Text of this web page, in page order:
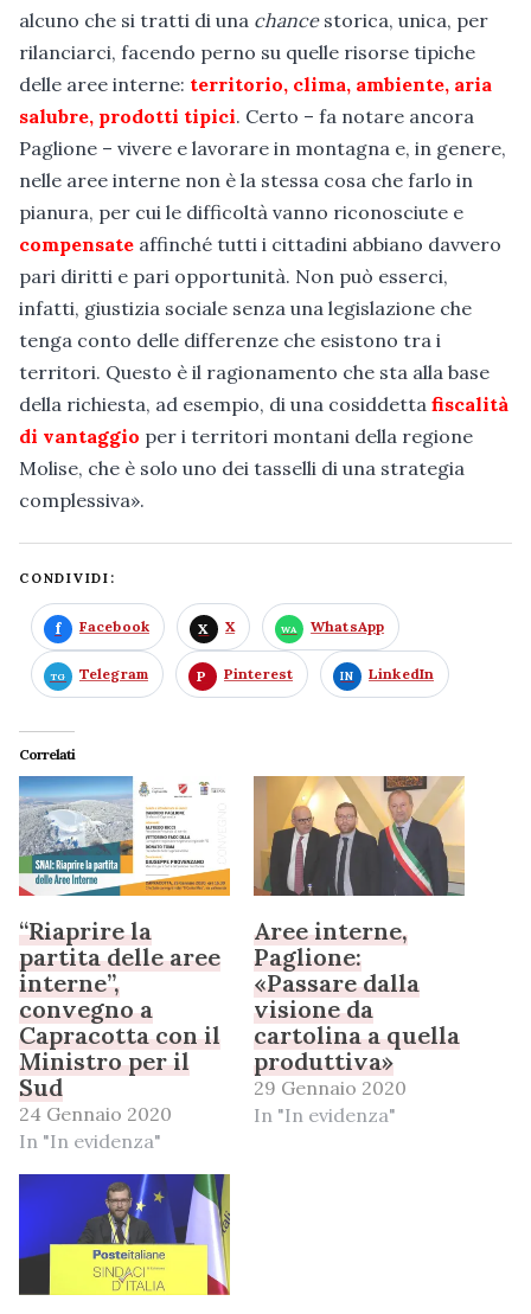
alcuno che si tratti di una chancestorica, unica, per
rilanciarci, facendo perno su quelle risorse tipiche
delle aree interne: territorio, clima, ambiente, aria
salubre, prodotti tipici. Certo – fa notare ancora
Paglione – vivere e lavorare in montagna e, in genere,
nelle aree interne non è la stessa cosa che farlo in
pianura, per cui le difficoltà vanno riconosciute e
compensate affinché tutti i cittadini abbiano davvero
pari diritti e pari opportunità. Non può esserci,
infatti, giustizia sociale senza una legislazione che
tenga conto delle differenze che esistono tra i
territori. Questo è il ragionamento che sta alla base
della richiesta, ad esempio, di una cosiddetta fiscalità
di vantaggio per i territori montani della regione
Molise, che è solo uno dei tasselli di una strategia
complessiva».
CONDIVIDI:
Facebook X WhatsApp
Telegram Pinterest LinkedIn
Correlati
“Riaprire la
partita delle aree
interne”,
convegno a
Capracotta con il
Ministro per il
Sud
24 Gennaio 2020
In "In evidenza"
Aree interne,
Paglione:
«Passare dalla
visione da
cartolina a quella
produttiva»
29 Gennaio 2020
In "In evidenza"